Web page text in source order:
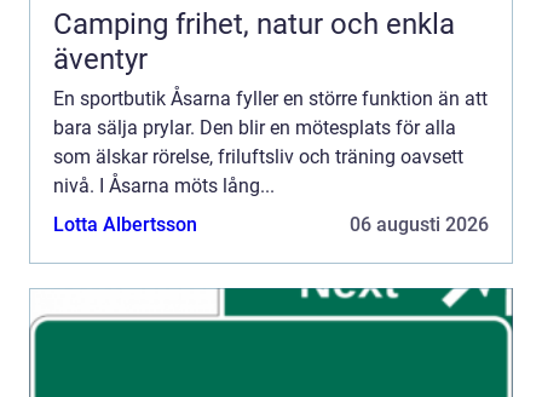
Camping frihet, natur och enkla
äventyr
En sportbutik Åsarna fyller en större funktion än att
bara sälja prylar. Den blir en mötesplats för alla
som älskar rörelse, friluftsliv och träning oavsett
nivå. I Åsarna möts lång...
Lotta Albertsson
06 augusti 2026